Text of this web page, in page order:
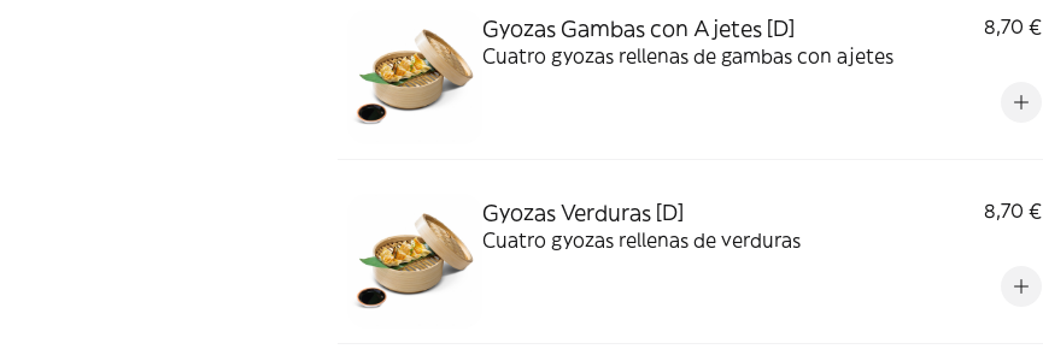
Gyozas Gambas con Ajetes [D]
8,70 €
Cuatro gyozas rellenas de gambas con ajetes
Gyozas Verduras [D]
8,70 €
Cuatro gyozas rellenas de verduras